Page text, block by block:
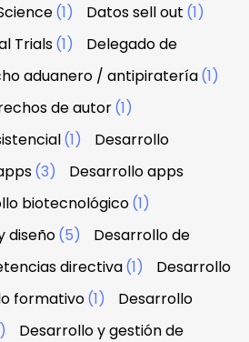
(1) Datos sell out (1)
Trials(1)
Delegado de
aduanero / antipiratería(1)
de autor(1)
(1)
Desarrollo
(3)
Desarrollo apps
biotecnológico(1)
diseño(5)
Desarrollo de
directiva(1)
Desarrollo
formativo(1)
Desarrollo
Desarrollo y gestión de